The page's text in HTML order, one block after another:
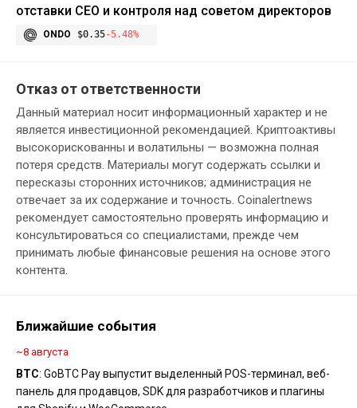
отставки CEO и контроля над советом директоров
ONDO $0.35-5.48%
Отказ от ответственности
Данный материал носит информационный характер и не
является инвестиционной рекомендацией. Криптоактивы
высокорискованны и волатильны — возможна полная
потеря средств. Материалы могут содержать ссылки и
пересказы сторонних источников; администрация не
отвечает за их содержание и точность. Coinalertnews
рекомендует самостоятельно проверять информацию и
консультироваться со специалистами, прежде чем
принимать любые финансовые решения на основе этого
контента.
Ближайшие события
~8 августа
BTC: GoBTC Pay выпустит выделенный POS-терминал, веб-
панель для продавцов, SDK для разработчиков и плагины